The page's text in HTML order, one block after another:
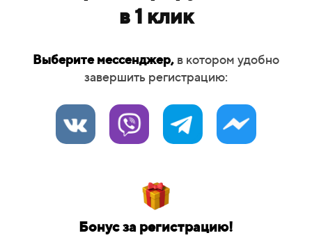
в 1 клик
Выберите мессенджер, в котором удобно
завершить регистрацию:
Бонус за регистрацию!